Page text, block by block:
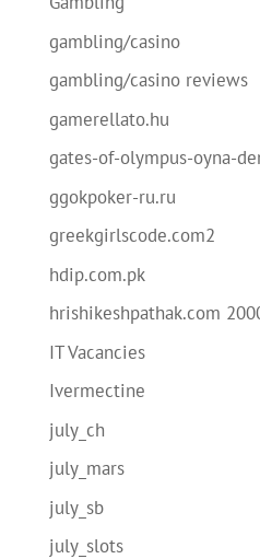
gambling/casino
gambling/casino reviews
gamerellato.hu
gates-of-olympus-oyna-
ggokpoker-ru.ru
greekgirlscode.com2
hdip.com.pk
hrishikeshpathak.com
IT Vacancies
Ivermectine
july_ch
july_mars
july_sb
july_slots